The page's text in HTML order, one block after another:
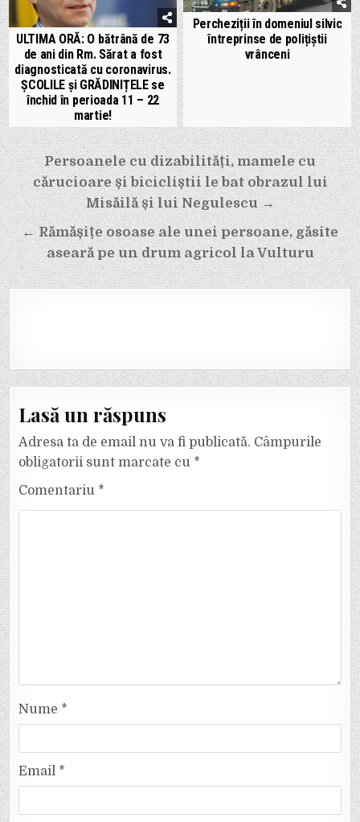
ULTIMA ORĂ: O bătrână de 73
de ani din Rm. Sărat a fost
diagnosticată cu coronavirus.
ȘCOLILE și GRĂDINIȚELE se
închid în perioada 11 – 22
martie!
Percheziții în domeniul silvic
întreprinse de polițiștii
vrânceni
Navigare
în
articole
Persoanele cu dizabilități, mamele cu
cărucioare și bicicliștii le bat obrazul lui
Misăilă și lui Negulescu →
← Rămășițe osoase ale unei persoane, găsite
aseară pe un drum agricol la Vulturu
Lasă un răspuns
Adresa ta de email nu va fi publicată. Câmpurile
obligatorii sunt marcate cu *
Comentariu *
Nume *
Email *